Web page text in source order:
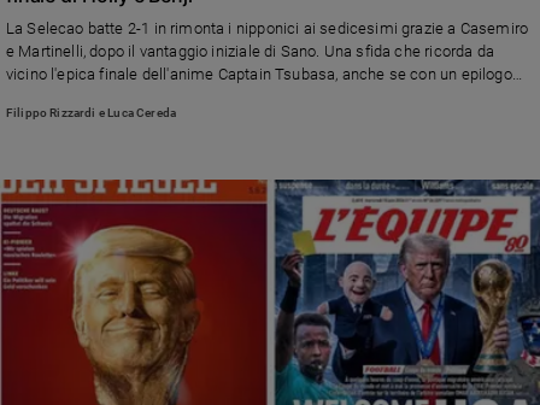
La Selecao batte 2-1 in rimonta i nipponici ai sedicesimi grazie a Casemiro
e Martinelli, dopo il vantaggio iniziale di Sano. Una sfida che ricorda da
vicino l'epica finale dell'anime Captain Tsubasa, anche se con un epilogo
Filippo Rizzardi e Luca Cereda